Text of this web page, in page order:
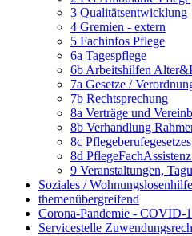
3 Qualitätsentwicklung
4 Gremien - extern
5 Fachinfos Pflege
6a Tagespflege
6b Arbeitshilfen
7a Gesetze /
7b Rechtsprechung
8a Verträge und
8b Verhandlung
8c
8d
9 Veranstaltungen,
Soziales / Wohnungslosenhilfe
themenübergreifend
Corona-Pandemie - COVID-
Servicestelle